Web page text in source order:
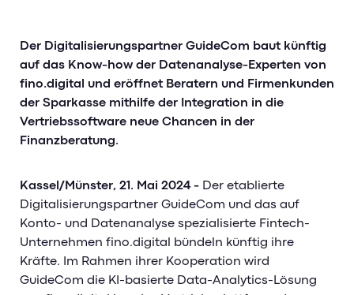
Referenzen & Erfolgsstorys
Management-Blog
Weiterbildungsmanagement
HR-Impulse
Referenzen & Erfolgsstorys
Webinare & Events
HR-Glossar
Banking-Impulse
Referenzen & Erfolgsstorys
Banking Blog
Banking-Glossar
Unternehmen
Der Digitalisierungspartner GuideCom baut künftig
auf das Know-how der Datenanalyse-Experten von
fino.digital und eröffnet Beratern und Firmenkunden
der Sparkasse mithilfe der Integration in die
Vertriebssoftware neue Chancen in der
Finanzberatung.
Kassel/Münster, 21. Mai 2024 - Der etablierte
Digitalisierungspartner GuideCom und das auf
Konto- und Datenanalyse spezialisierte Fintech-
Unternehmen fino.digital bündeln künftig ihre
Kräfte. Im Rahmen ihrer Kooperation wird
GuideCom die KI-basierte Data-Analytics-Lösung